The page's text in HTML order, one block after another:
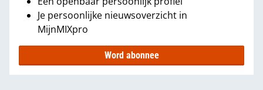
Je persoonlijke nieuwsoverzicht in
MijnMIXpro
Word abonnee